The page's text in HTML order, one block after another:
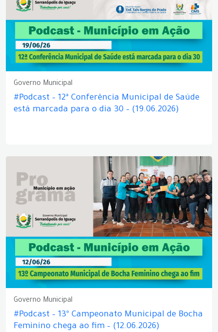
Governo Municipal
#Podcast – 12ª Conferência Municipal de Saúde
está marcada para o dia 30 – (19.06.2026)
Governo Municipal
#Podcast – 13º Campeonato Municipal de Bocha
Feminino chega ao fim – (12.06.2026)